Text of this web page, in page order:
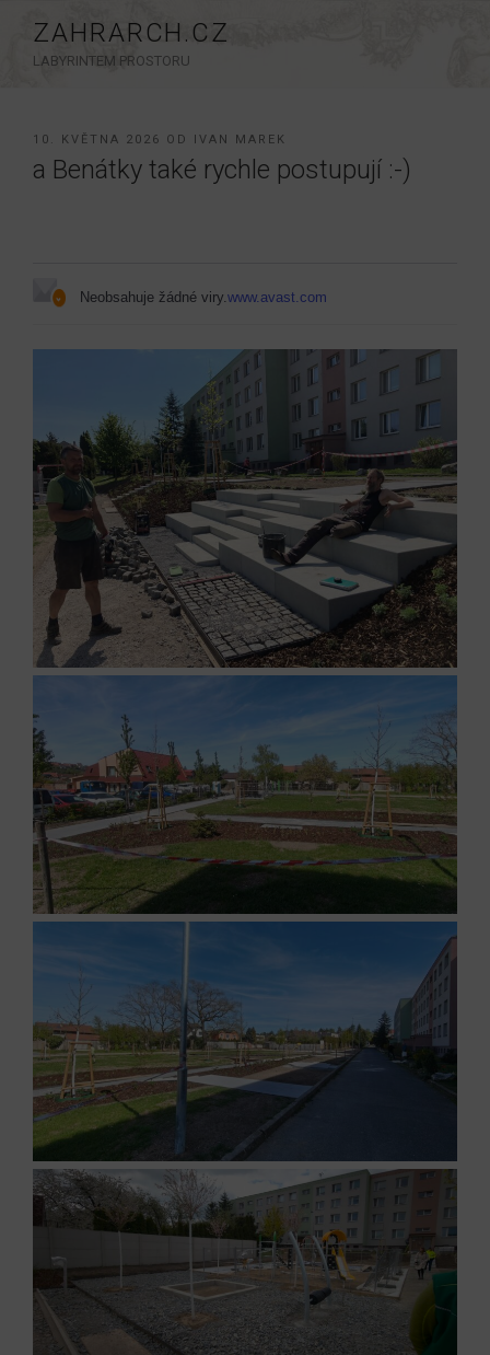
obsahu
ZAHRARCH.CZ
LABYRINTEM PROSTORU
PUBLIKOVÁNO
10. KVĚTNA 2026 OD IVAN MAREK
a Benátky také rychle postupují :-)
Neobsahuje žádné viry.www.avast.com